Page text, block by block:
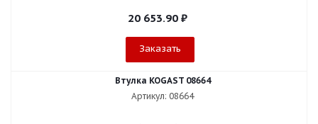
20 653.90₽
Заказать
Втулка KOGAST 08664
Артикул: 08664